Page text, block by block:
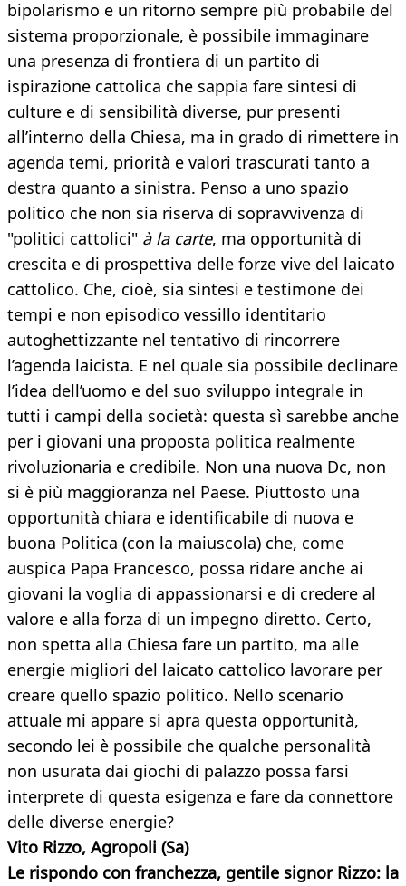
bipolarismo e un ritorno sempre più probabile del
sistema proporzionale, è possibile immaginare
una presenza di frontiera di un partito di
ispirazione cattolica che sappia fare sintesi di
culture e di sensibilità diverse, pur presenti
all’interno della Chiesa, ma in grado di rimettere in
agenda temi, priorità e valori trascurati tanto a
destra quanto a sinistra. Penso a uno spazio
politico che non sia riserva di sopravvivenza di
"politici cattolici" à la carte, ma opportunità di
crescita e di prospettiva delle forze vive del laicato
cattolico. Che, cioè, sia sintesi e testimone dei
tempi e non episodico vessillo identitario
autoghettizzante nel tentativo di rincorrere
l’agenda laicista. E nel quale sia possibile declinare
l’idea dell’uomo e del suo sviluppo integrale in
tutti i campi della società: questa sì sarebbe anche
per i giovani una proposta politica realmente
rivoluzionaria e credibile. Non una nuova Dc, non
si è più maggioranza nel Paese. Piuttosto una
opportunità chiara e identificabile di nuova e
buona Politica (con la maiuscola) che, come
auspica Papa Francesco, possa ridare anche ai
giovani la voglia di appassionarsi e di credere al
valore e alla forza di un impegno diretto. Certo,
non spetta alla Chiesa fare un partito, ma alle
energie migliori del laicato cattolico lavorare per
creare quello spazio politico. Nello scenario
attuale mi appare si apra questa opportunità,
secondo lei è possibile che qualche personalità
non usurata dai giochi di palazzo possa farsi
interprete di questa esigenza e fare da connettore
delle diverse energie?
Vito Rizzo, Agropoli (Sa)
Le rispondo con franchezza, gentile signor Rizzo: la